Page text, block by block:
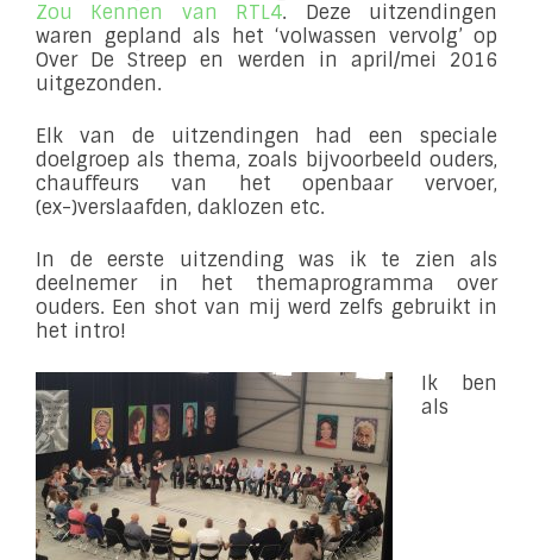
Zou Kennen van RTL4. Deze uitzendingen
waren gepland als het ‘volwassen vervolg’ op
Over De Streep en werden in april/mei 2016
uitgezonden.
Elk van de uitzendingen had een speciale
doelgroep als thema, zoals bijvoorbeeld ouders,
chauffeurs van het openbaar vervoer,
(ex-)verslaafden, daklozen etc.
In de eerste uitzending was ik te zien als
deelnemer in het themaprogramma over
ouders. Een shot van mij werd zelfs gebruikt in
het intro!
Ik ben
als